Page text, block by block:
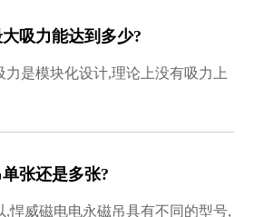
吸力能达到多少?
力是模块化设计,理论上没有吸力上
张还是多张?
,悍威磁电电永磁吊具有不同的型号,